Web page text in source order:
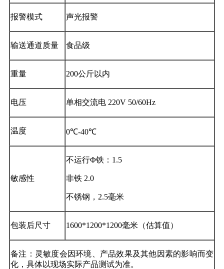
报警模式 声光报警
输送通道质量 食品级
重量 200公斤以内
电压 单相交流电 220V 50/60Hz
温度 0℃-40℃
敏感性
不运行Φ铁：1.5
非铁 2.0
不锈钢，2.5毫米
包装后尺寸 1600*1200*1200毫米（估算值）
备注：灵敏度会因环境、产品效果及其他因素的影响而变
化，具体以现场实际产品测试为准。